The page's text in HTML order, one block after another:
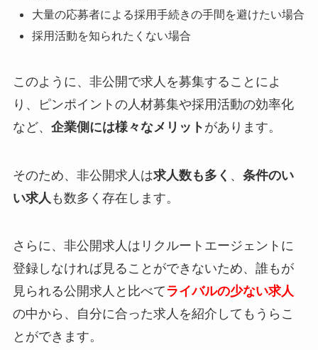
大量の応募者による採用手続きの手間を避けたい場合
採用活動を知られたくない場合
このように、非公開で求人を募集することによ
り、ピンポイントの人材募集や採用活動の効率化
など、 企業側には様々なメリット があります。
そのため、非公開求人は求人数も多く 、 条件のい
い求人 も数多く存在します。
さらに、非公開求人は リクルートエージェントに
登録しなければ見ることができないため、誰もが
見られる公開求人と比べて ライバルの少ない求人
の中から、自分に合った求人を紹介してもうらこ
とができます。